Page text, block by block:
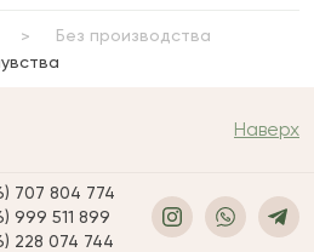
Без производства
Наверх
707 804 774
999 511 899
228 074 744